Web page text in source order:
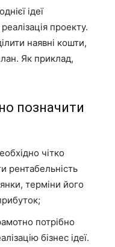
ідеї
проекту.
наявні кошти,
Як приклад,
позначити
чітко
рентабельність
терміни його
потрібно
бізнес ідеї.